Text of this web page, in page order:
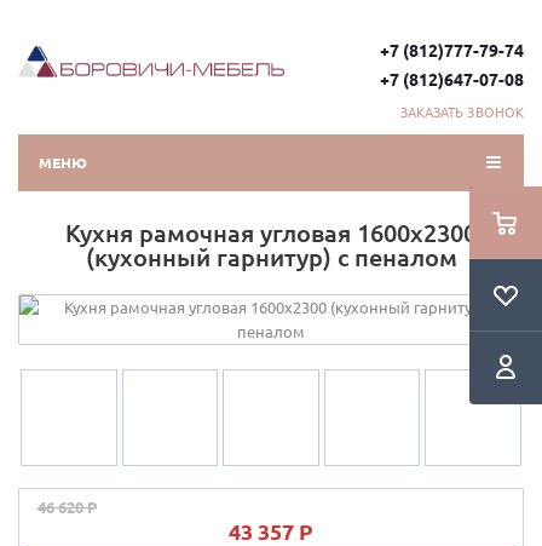
+7 (812)777-79-74
+7 (812)647-07-08
ЗАКАЗАТЬ ЗВОНОК
МЕНЮ
Кухня рамочная угловая 1600х2300
(кухонный гарнитур) с пеналом
46 620 P
43 357 P